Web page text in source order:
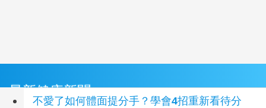
最新健康新聞
不愛了如何體面提分手？學會4招重新看待分